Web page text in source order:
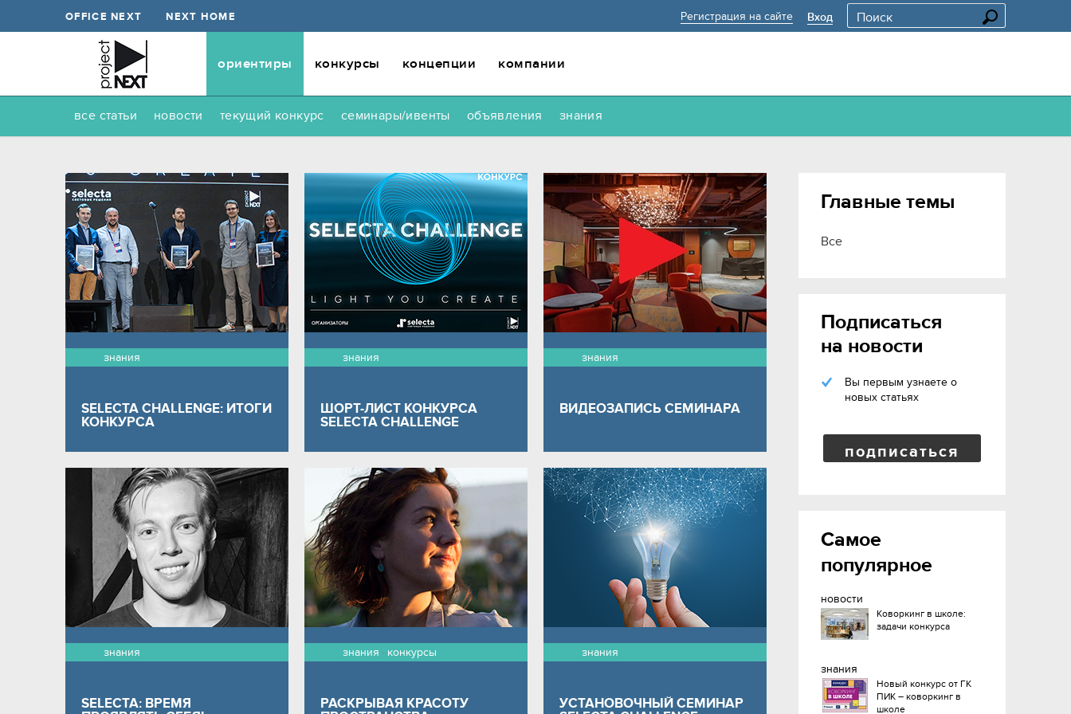
OFFICE NEXT NEXT HOME Регистрация на сайте Вход
ориентиры конкурсы концепции компании
все статьи новости текущий конкурс семинары/ивенты объявления знания
знания
SELECTA CHALLENGE: ИТОГИ
КОНКУРСА
знания
ШОРТ-ЛИСТ КОНКУРСА
SELECTA CHALLENGE
знания
ВИДЕОЗАПИСЬ СЕМИНАРА
знания
SELECTA: ВРЕМЯ
знания - конкурсы
РАСКРЫВАЯ КРАСОТУ
знания
УСТАНОВОЧНЫЙ СЕМИНАР
Главные темы
Все
Подписаться
на новости
Вы первым узнаете о
новых статьях
подписаться
Самое
популярное
новости
Коворкинг в школе:
задачи конкурса
знания
Новый конкурс от ГК
ПИК – коворкинг в
школе